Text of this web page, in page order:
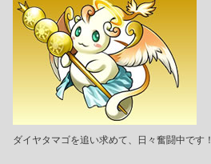
ダイヤタマゴを追い求めて、日々奮闘中です！